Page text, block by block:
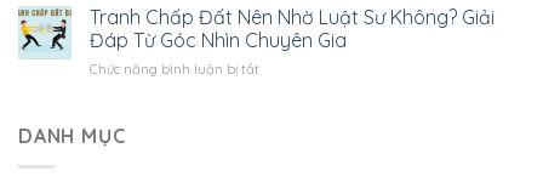
biết
ngoài?
Hướng
ngoài
tại
Việt
tục
ly
hôn
có
Tranh Chấp Đất Nên Nhờ Luật Sư Không? Giải
Đáp Từ Góc Nhìn Chuyên Gia
Chức năng bình luận bị tắtở
DANH MỤC